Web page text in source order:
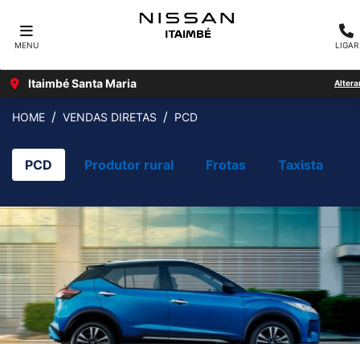
MENU LIGAR
Itaimbé Santa Maria
HOME VENDAS DIRETAS PCD
Produtor rural
PCD Frotas Taxista